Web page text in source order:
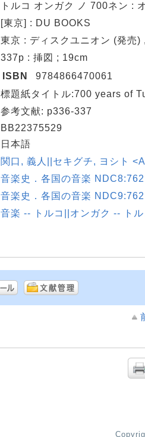
トルコ オンガク ノ 700ネン :
[東京] : DU BOOKS
東京 : ディスクユニオン (発売)
337p : 挿図 ; 19cm
ISBN
9784866470061
標題紙タイトル:700 years of
参考文献: p336-337
BB22375529
日本語
関口, 義人||セキグチ, ヨシト
音楽史．各国の音楽
音楽史．各国の音楽
音楽 -- トルコ||オンガク -- トル